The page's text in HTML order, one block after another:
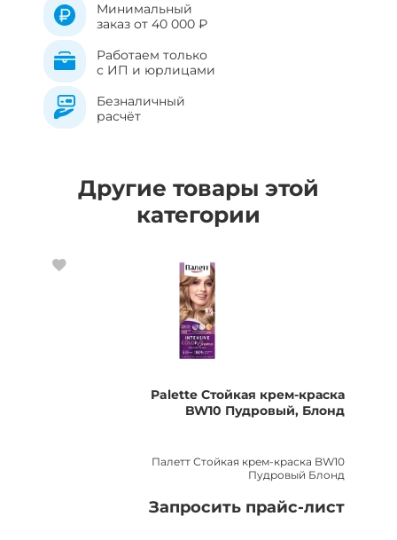
Минимальный
заказ от 40 000 ₽
Работаем только
с ИП и юрлицами
Безналичный
расчёт
Другие товары этой
категории
Palette Стойкая крем-краска
BW10 Пудровый, Блонд
Палетт Стойкая крем-краска BW10
Пудровый Блонд
Запросить прайс-лист